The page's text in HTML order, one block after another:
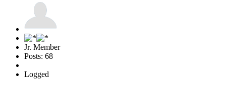
Jr. Member
Posts: 68
Logged